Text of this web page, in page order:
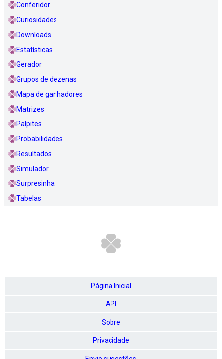
Conferidor
Curiosidades
Downloads
Estatísticas
Gerador
Grupos de dezenas
Mapa de ganhadores
Matrizes
Palpites
Probabilidades
Resultados
Simulador
Surpresinha
Tabelas
Página Inicial
API
Sobre
Privacidade